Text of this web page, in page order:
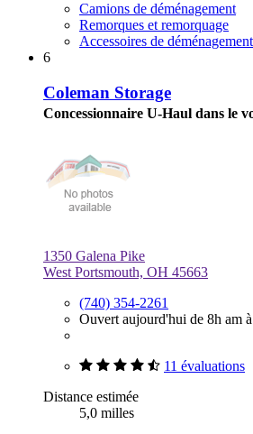
Camions de déménagement
Remorques et remorquage
Accessoires de déménagement
6
Coleman Storage
Concessionnaire U-Haul dans le
1350 Galena Pike
West Portsmouth, OH 45663
(740) 354-2261
Ouvert aujourd'hui de 8h am
11 évaluations
Distance estimée
5,0 milles